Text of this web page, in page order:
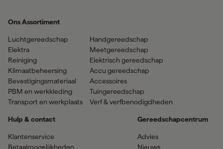
Ons Assortiment
Luchtgereedschap
Elektra
Reiniging
Klimaatbeheersing
Bevestigingsmateriaal
PBM en werkkleding
Transport en werkplaats
Handgereedschap
Meetgereedschap
Elektrisch gereedschap
Accu gereedschap
Accessoires
Tuingereedschap
Verf & verfbenodigdheden
Hulp & contact
Klantenservice
Betaalmogelijkheden
Gereedschapcentrum
Advies
Nieuws